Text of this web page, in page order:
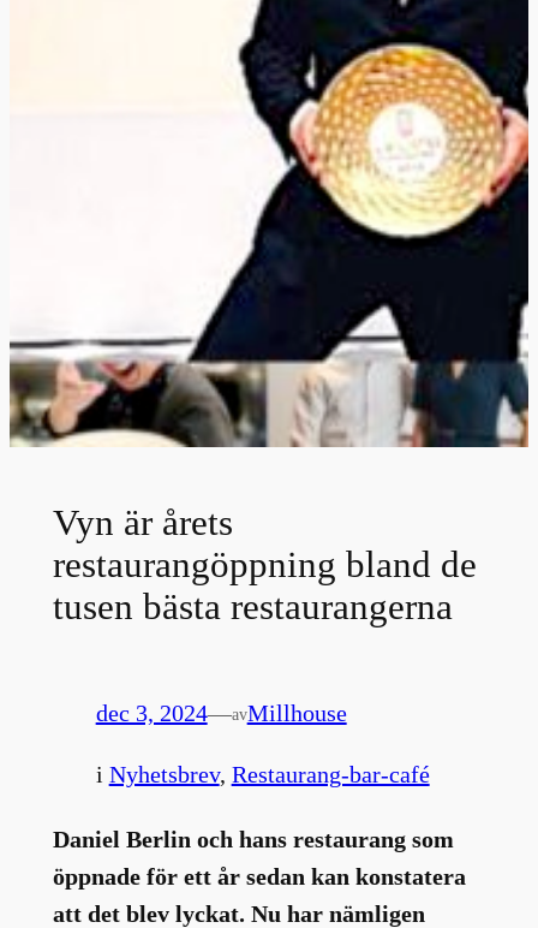
Vyn är årets
restaurangöppning bland de
tusen bästa restaurangerna
dec 3, 2024—avMillhouse
i Nyhetsbrev, Restaurang-bar-café
Daniel Berlin och hans restaurang som
öppnade för ett år sedan kan konstatera
att det blev lyckat. Nu har nämligen